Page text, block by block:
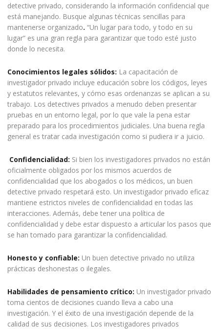
detective privado, considerando la información confidencial que
está manejando. Busque algunas técnicas sencillas para
mantenerse organizado. “Un lugar para todo, y todo en su
lugar” es una gran regla para garantizar que todo esté justo
donde lo necesita.
Conocimientos legales sólidos: La capacitación de
investigador privado incluye educación sobre los códigos, leyes
y estatutos relevantes, y cómo esas ordenanzas se aplican a su
trabajo. Los detectives privados a menudo deben presentar
pruebas en un entorno legal, por lo que vale la pena estar
preparado para los procedimientos judiciales. Una buena regla
general es tratar cada investigación como si pudiera ir a juicio.
Confidencialidad: Si bien los investigadores privados no están
oficialmente obligados por los mismos acuerdos de
confidencialidad que los abogados o los médicos, un buen
detective privado respetará esto. Un investigador privado eficaz
mantiene estrictos niveles de confidencialidad en todas las
interacciones. Además, debe tener una política de
confidencialidad y debe estar dispuesto a articular los pasos que
se han tomado para garantizar la confidencialidad.
Honesto y confiable: Un buen detective privado no utiliza
prácticas deshonestas o ilegales.
Habilidades de pensamiento crítico: Un investigador privado
toma cientos de decisiones cuando lleva a cabo una
investigación. Y el éxito de una investigación depende de la
calidad de sus decisiones. Los investigadores privados